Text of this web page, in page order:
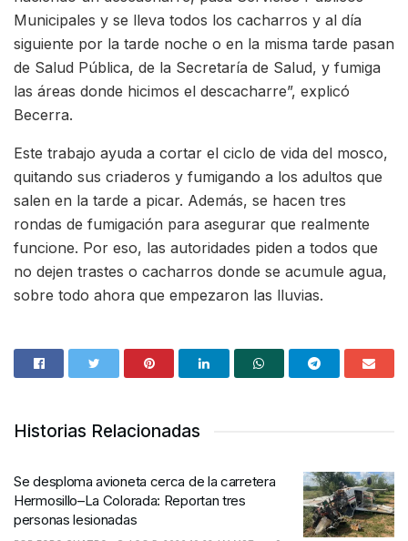
Municipales y se lleva todos los cacharros y al día
siguiente por la tarde noche o en la misma tarde pasan
de Salud Pública, de la Secretaría de Salud, y fumiga
las áreas donde hicimos el descacharre”, explicó
Becerra.
Este trabajo ayuda a cortar el ciclo de vida del mosco,
quitando sus criaderos y fumigando a los adultos que
salen en la tarde a picar. Además, se hacen tres
rondas de fumigación para asegurar que realmente
funcione. Por eso, las autoridades piden a todos que
no dejen trastes o cacharros donde se acumule agua,
sobre todo ahora que empezaron las lluvias.
Historias Relacionadas
Se desploma avioneta cerca de la carretera
Hermosillo–La Colorada: Reportan tres
personas lesionadas